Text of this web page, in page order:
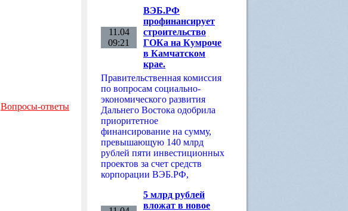
Вопросы-ответы
11.04
09:21
ВЭБ.РФ
профинансирует
строительство
ГОКа на Кумроче
в Камчатском
крае.
Правительственная комиссия
по вопросам социально-
экономического развития
Дальнего Востока одобрила
приоритетное
финансирование на сумму,
превышающую 140 млрд
рублей пяти инвестиционных
проектов за счет средств
корпорации ВЭБ.РФ,
5 млрд рублей
вложат в новое